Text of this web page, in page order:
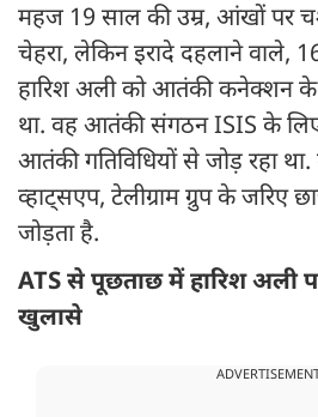
महज 19 साल की उम्र, आंखों पर
चेहरा, लेकिन इरादे दहलाने वाले,
हारिश अली को आतंकी कनेक्शन के
था. वह आतंकी संगठन ISIS के
आतंकी गतिविधियों से जोड़ रहा
व्हाट्सएप, टेलीग्राम ग्रुप के जरिए
जोड़ता है.
ATS से पूछताछ में हारिश अली
खुलासे